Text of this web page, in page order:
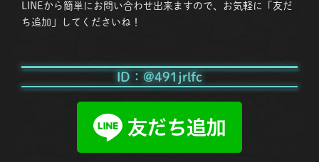
LINEから簡単にお問い合わせ出来ますので、お気軽に「友だ
ち追加」してくださいね！
ID：@491jrlfc